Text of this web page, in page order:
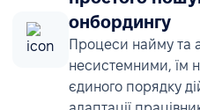
онбордингу
Процеси найму та
несистемними, їм
єдиного порядку